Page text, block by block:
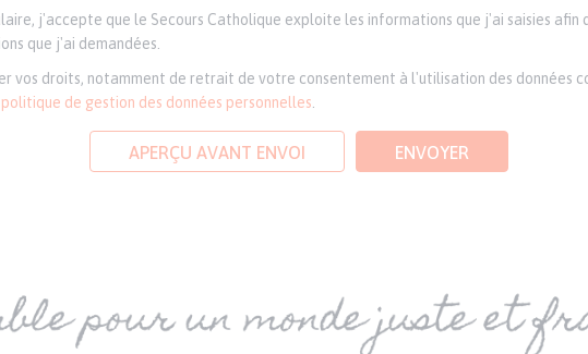
j'accepte que le Secours Catholique exploite les informations que j'ai saisies afin
que j'ai demandées.
vos droits, notamment de retrait de votre consentement à l'utilisation des données
de gestion des données personnelles
APERÇU AVANT ENVOI ENVOYER